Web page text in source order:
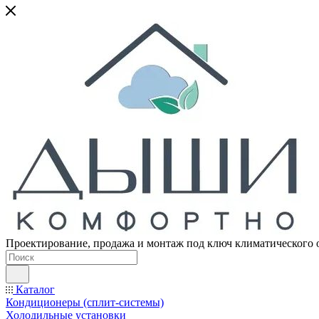
Проектирование, продажа и монтаж под ключ климатического
Каталог
Кондиционеры (сплит-системы)
Холодильные установки